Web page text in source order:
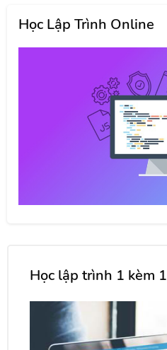
Học Lập Trình Online
Học lập trình 1 kèm 1